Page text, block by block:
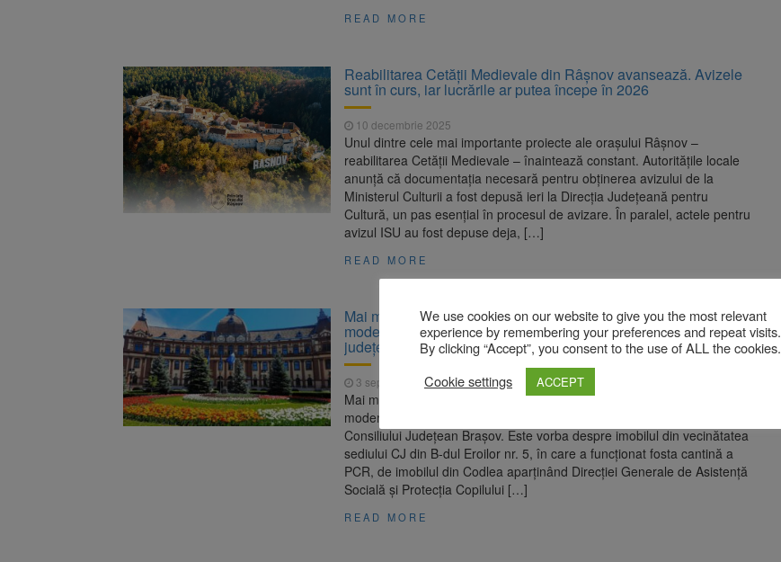
READ MORE
Reabilitarea Cetății Medievale din Râșnov avansează. Avizele
sunt în curs, iar lucrările ar putea începe în 2026
10 decembrie 2025
Unul dintre cele mai importante proiecte ale orașului Râșnov –
reabilitarea Cetății Medievale – înaintează constant. Autoritățile locale
anunță că documentația necesară pentru obținerea avizului de la
Ministerul Culturii a fost depusă ieri la Direcția Județeană pentru
Cultură, un pas esențial în procesul de avizare. În paralel, actele pentru
avizul ISU au fost depuse deja, […]
READ MORE
Mai multe firme au depus oferte pentru trei proiecte PNRR de
modernizare şi renovare energetică a unor clădiri din patrimoniul
judeţean
3 septembrie 2024
Mai multe firme de construcţii sunt interesate de reabilitarea,
modernizarea şi renovarea energetică a trei clădiri din patrimoniul
Consiliului Judeţean Braşov. Este vorba despre imobilul din vecinătatea
sediului CJ din B-dul Eroilor nr. 5, în care a funcţionat fosta cantină a
PCR, de imobilul din Codlea aparţinând Direcţiei Generale de Asistenţă
Socială şi Protecţia Copilului […]
READ MORE
We use cookies on our website to give you the most relevant
experience by remembering your preferences and repeat visits.
By clicking “Accept”, you consent to the use of ALL the cookies.
Cookie settings
ACCEPT